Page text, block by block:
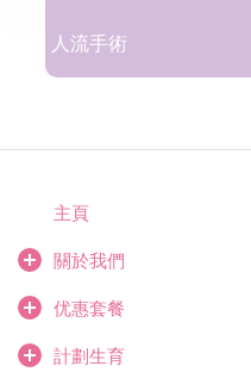
人流手術
主頁
關於我們
优惠套餐
計劃生育